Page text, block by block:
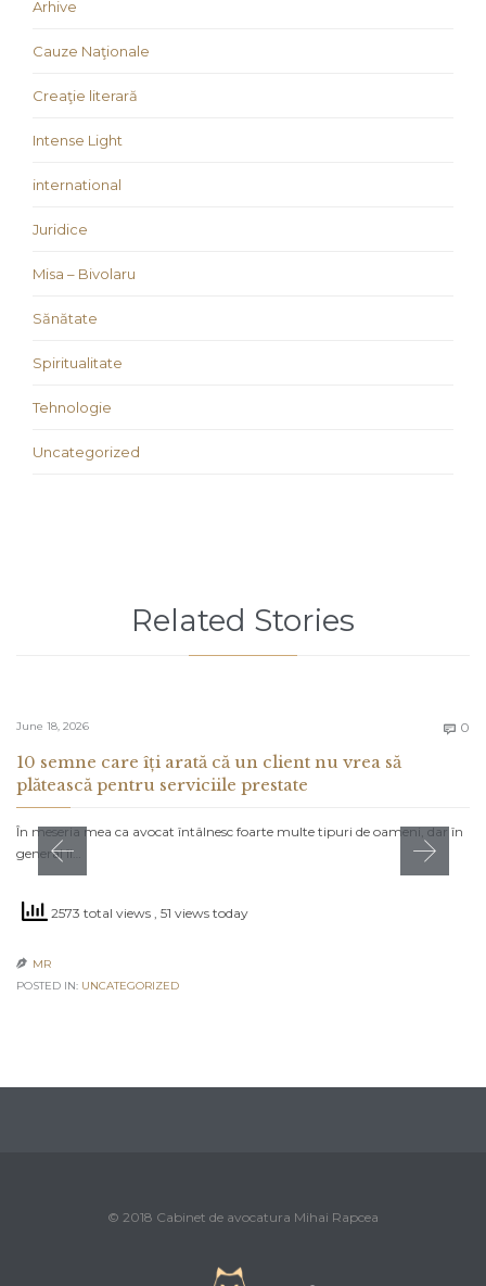
Arhive
Cauze Naţionale
Creaţie literară
Intense Light
international
Juridice
Misa – Bivolaru
Sănătate
Spiritualitate
Tehnologie
Uncategorized
Related Stories
June 18, 2026  0
10 semne care îți arată că un client nu vrea să
plătească pentru serviciile prestate
În meseria mea ca avocat întâlnesc foarte multe tipuri de oameni, dar în
general îi…
2573 total views , 51 views today
 MR
POSTED IN: UNCATEGORIZED
© 2018 Cabinet de avocatura Mihai Rapcea